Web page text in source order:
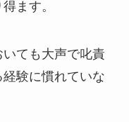
ます。
ても大声で叱責
験に慣れていな